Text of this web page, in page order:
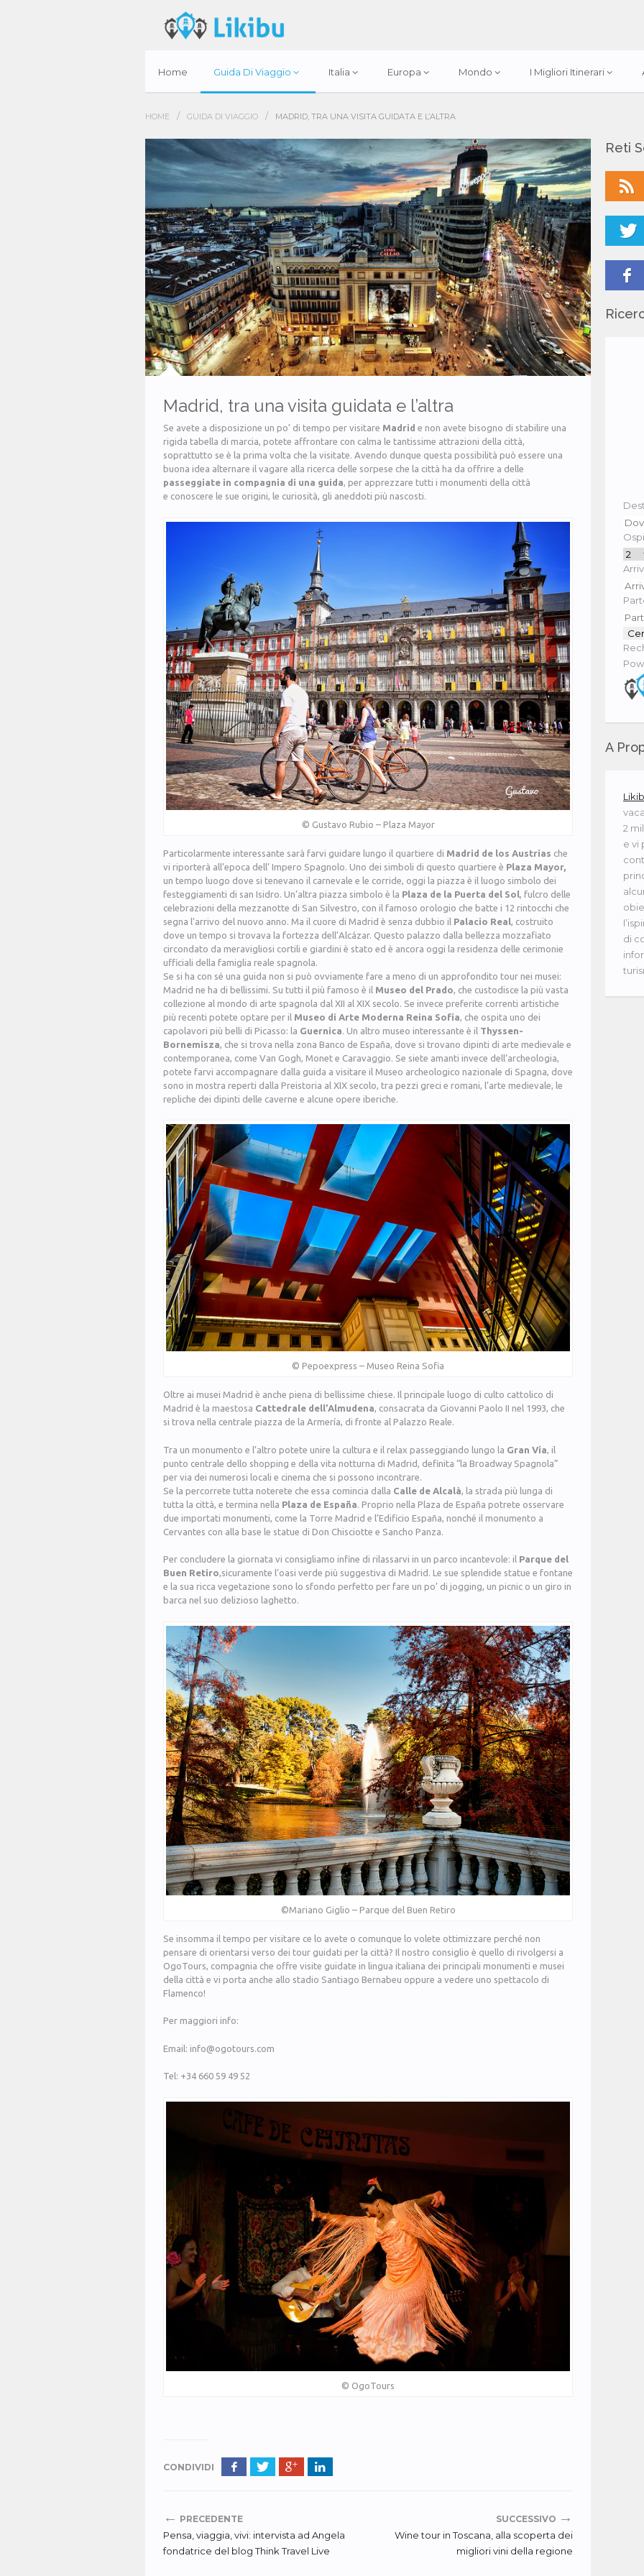
Home Guida Di Viaggio Italia Europa Mondo I Migliori Itinerari
HOME / GUIDA DI VIAGGIO / MADRID, TRA UNA VISITA GUIDATA E L’ALTRA
Madrid, tra una visita guidata e l’altra
Se avete a disposizione un po’ di tempo per visitare Madrid e non avete bisogno di stabilire una
rigida tabella di marcia, potete affrontare con calma le tantissime attrazioni della città,
soprattutto se è la prima volta che la visitate. Avendo dunque questa possibilità può essere una
buona idea alternare il vagare alla ricerca delle sorpese che la città ha da offrire a delle
passeggiate in compagnia di una guida, per apprezzare tutti i monumenti della città
e conoscere le sue origini, le curiosità, gli aneddoti più nascosti.
© Gustavo Rubio – Plaza Mayor
Particolarmente interessante sarà farvi guidare lungo il quartiere di Madrid de los Austrias che
vi riporterà all’epoca dell’ Impero Spagnolo. Uno dei simboli di questo quartiere è Plaza Mayor,
un tempo luogo dove si tenevano il carnevale e le corride, oggi la piazza è il luogo simbolo dei
festeggiamenti di san Isidro. Un’altra piazza simbolo è la Plaza de la Puerta del Sol , fulcro delle
celebrazioni della mezzanotte di San Silvestro, con il famoso orologio che batte i 12 rintocchi che
segna l’arrivo del nuovo anno. Ma il cuore di Madrid è senza dubbio il Palacio Real , costruito
dove un tempo si trovava la fortezza dell’Alcázar. Questo palazzo dalla bellezza mozzafiato
circondato da meravigliosi cortili e giardini è stato ed è ancora oggi la residenza delle cerimonie
ufficiali della famiglia reale spagnola.
Se si ha con sé una guida non si può ovviamente fare a meno di un approfondito tour nei musei:
Madrid ne ha di bellissimi. Su tutti il più famoso è il Museo del Prado , che custodisce la più vasta
collezione al mondo di arte spagnola dal XII al XIX secolo. Se invece preferite correnti artistiche
più recenti potete optare per il Museo di Arte Moderna Reina Sofía , che ospita uno dei
capolavori più belli di Picasso: la Guernica . Un altro museo interessante è il Thyssen-
Bornemisza , che si trova nella zona Banco de España, dove si trovano dipinti di arte medievale e
contemporanea, come Van Gogh, Monet e Caravaggio. Se siete amanti invece dell’archeologia,
potete farvi accompagnare dalla guida a visitare il Museo archeologico nazionale di Spagna, dove
sono in mostra reperti dalla Preistoria al XIX secolo, tra pezzi greci e romani, l’arte medievale, le
repliche dei dipinti delle caverne e alcune opere iberiche.
© Pepoexpress – Museo Reina Sofia
Oltre ai musei Madrid è anche piena di bellissime chiese. Il principale luogo di culto cattolico di
Madrid è la maestosa Cattedrale dell’Almudena, consacrata da Giovanni Paolo II nel 1993, che
si trova nella centrale piazza de la Armería, di fronte al Palazzo Reale.
Tra un monumento e l’altro potete unire la cultura e il relax passeggiando lungo la Gran Vía, il
punto centrale dello shopping e della vita notturna di Madrid, definita “la Broadway Spagnola”
per via dei numerosi locali e cinema che si possono incontrare.
Se la percorrete tutta noterete che essa comincia dalla Calle de Alcalà, la strada più lunga di
tutta la città, e termina nella Plaza de España. Proprio nella Plaza de España potrete osservare
due importati monumenti, come la Torre Madrid e l’Edificio España, nonché il monumento a
Cervantes con alla base le statue di Don Chisciotte e Sancho Panza.
Per concludere la giornata vi consigliamo infine di rilassarvi in un parco incantevole: il Parque del
Buen Retiro,sicuramente l’oasi verde più suggestiva di Madrid. Le sue splendide statue e fontane
e la sua ricca vegetazione sono lo sfondo perfetto per fare un po’ di jogging, un picnic o un giro in
barca nel suo delizioso laghetto.
©Mariano Giglio – Parque del Buen Retiro
Se insomma il tempo per visitare ce lo avete o comunque lo volete ottimizzare perché non
pensare di orientarsi verso dei tour guidati per la città? Il nostro consiglio è quello di rivolgersi a
OgoTours, compagnia che offre visite guidate in lingua italiana dei principali monumenti e musei
della città e vi porta anche allo stadio Santiago Bernabeu oppure a vedere uno spettacolo di
Flamenco!
Per maggiori info:
Email: info@ogotours.com
Tel: +34 660 59 49 52
© OgoTours
CONDIVIDI
← PRECEDENTE
Pensa, viaggia, vivi: intervista ad Angela
fondatrice del blog Think Travel Live
SUCCESSIVO →
Wine tour in Toscana, alla scoperta dei
migliori vini della regione
Reti
A
2
e vi
di